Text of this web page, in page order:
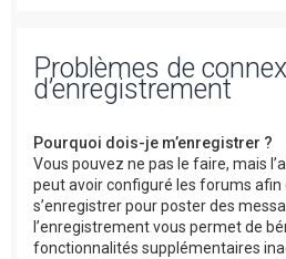
Problèmes de
d’enregistrement
Pourquoi dois-je m’enregistrer ?
Vous pouvez ne pas le faire, mais
peut avoir configuré les forums afin
s’enregistrer pour poster des
l’enregistrement vous permet de
fonctionnalités supplémentaires